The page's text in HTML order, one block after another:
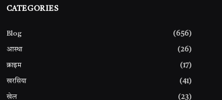
CATEGORIES
Blog (656)
आस्था (26)
क्राइम (17)
खरसिया (41)
खेल (23)